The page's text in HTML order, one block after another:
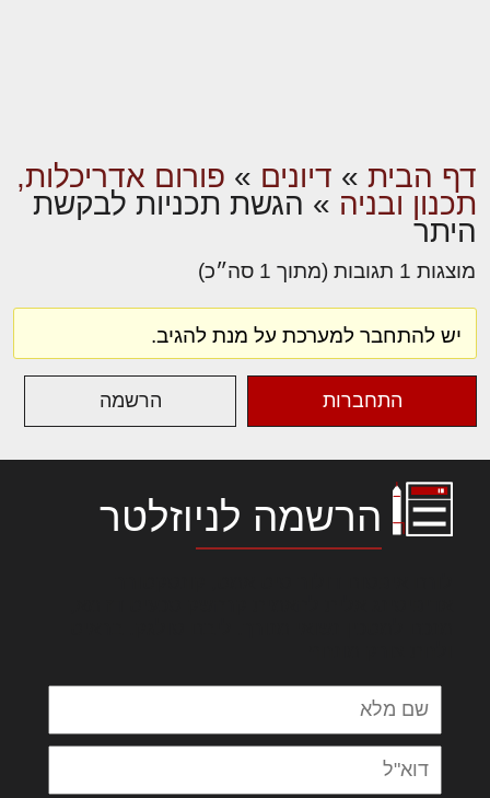
דף הבית » דיונים » פורום אדריכלות,
תכנון ובניה » הגשת תכניות לבקשת
היתר
מוצגות 1 תגובות (מתוך 1 סה״כ)
יש להתחבר למערכת על מנת להגיב.
התחברות הרשמה
הרשמה לניוזלטר